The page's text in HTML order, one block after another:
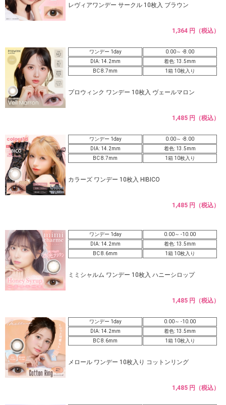
レヴィアワンデー サークル 10枚入 ブラウン
1,364 円（税込）
ワンデー 1day
0.00～ -8.00
DIA: 14.2mm
着色: 13.5mm
BC 8.7mm
1箱 10枚入り
プロウィンク ワンデー 10枚入 ヴェールマロン
1,485 円（税込）
ワンデー 1day
0.00～ -8.00
DIA: 14.2mm
着色: 13.5mm
BC 8.7mm
1箱 10枚入り
カラーズ ワンデー 10枚入 HIBICO
1,485 円（税込）
ワンデー 1day
0.00～ -10.00
DIA: 14.2mm
着色: 13.5mm
BC 8.6mm
1箱 10枚入り
ミミシャルム ワンデー 10枚入 ハニーシロップ
1,485 円（税込）
ワンデー 1day
0.00～ -10.00
DIA: 14.2mm
着色: 13.5mm
BC 8.6mm
1箱 10枚入り
メロール ワンデー 10枚入り コットンリング
1,485 円（税込）